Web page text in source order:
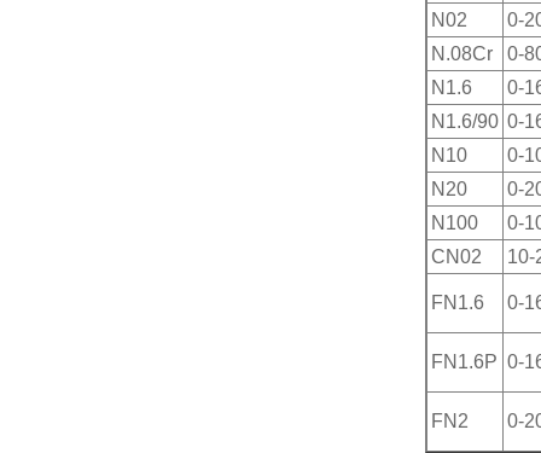
N02
0-
N.08Cr
0-
N1.6
0-
N1.6/90 0-
N10
0-
N20
0-
N100
0-
CN02
10-
FN1.6 0-
FN1.6P 0-
FN2 0-